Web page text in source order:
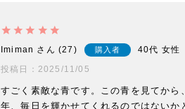
Imiman 27 購入者 40代 女性
投稿日
2025/11/05
すごく素敵な青です。この青を見てか
年、毎日を輝かせてくれるのではないか